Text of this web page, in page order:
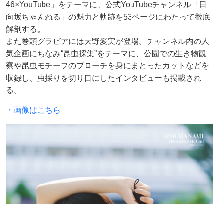
46×YouTube」をテーマに、公式YouTubeチャンネル「日
向坂ちゃんねる」の魅力と軌跡を53ページにわたって徹底
解剖する。
また巻頭グラビアには大野愛実が登場。チャンネル内の人
気企画にちなみ“昆虫採集”をテーマに、公園での生き物観
察や昆虫モチーフのブローチを身にまとったカットなどを
収録し、虫採りを切り口にしたインタビューも掲載され
る。
・画像はこちら